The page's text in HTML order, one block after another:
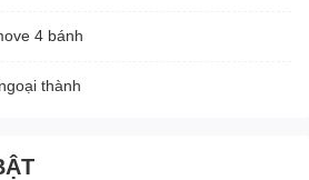
4 bánh
thành